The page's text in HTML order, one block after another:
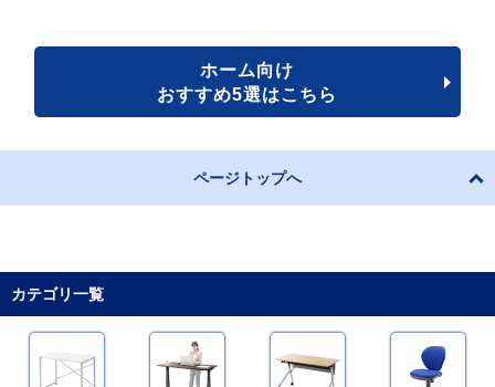
ホーム向け
おすすめ5選はこちら
ページトップへ
カテゴリ一覧